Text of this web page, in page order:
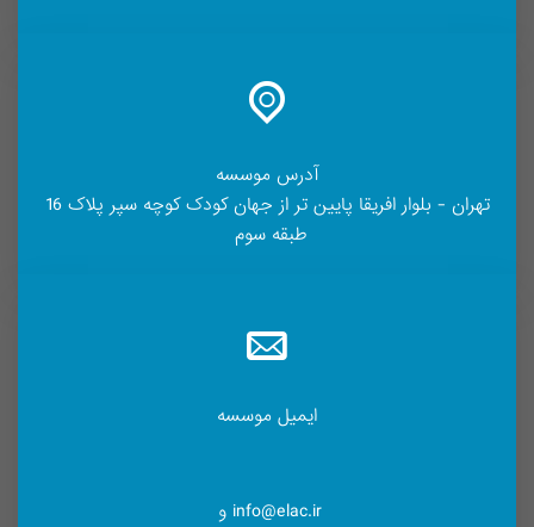
آدرس موسسه
تهران - بلوار افریقا پایین تر از جهان کودک کوچه سپر پلاک 16
طبقه سوم
ایمیل موسسه
info@elac.ir و